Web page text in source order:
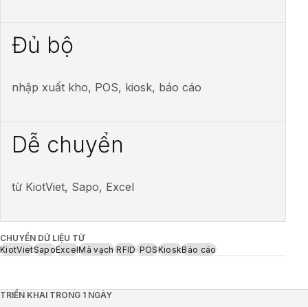
Đủ bộ
nhập xuất kho, POS, kiosk, báo cáo
Dễ chuyển
từ KiotViet, Sapo, Excel
CHUYỂN DỮ LIỆU TỪ
KiotVietSapoExcelMã vạch RFID POSKioskBáo cáo
TRIỂN KHAI TRONG 1 NGÀY